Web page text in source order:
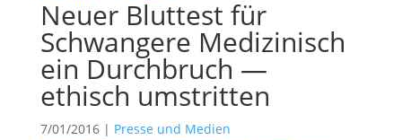
Neuer Bluttest für
Schwan­gere Medizi­nisch
ein Durch­bruch —
ethisch umstritten
7/01/2016| Presse und Medien